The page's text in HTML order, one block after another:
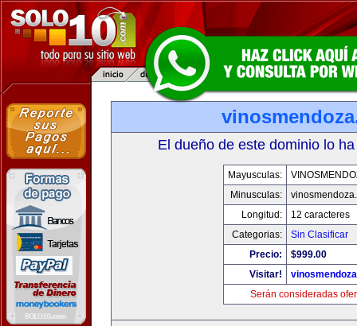
El dueño de este dominio lo
Mayusculas:
Minusculas:
Longitud:
12 caracteres
Categorias:
Sin Clasificar
Precio:
$999.00
Visitar!
Serán consideradas